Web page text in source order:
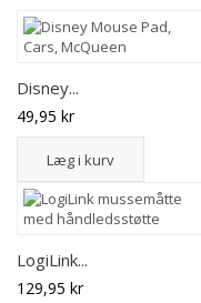
Disney...
49,95 kr
Læg i kurv
LogiLink...
129,95 kr